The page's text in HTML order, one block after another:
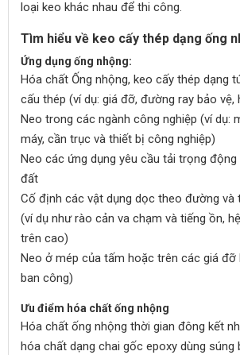
loại keo khác nhau để thi công.
Tìm hiểu về keo cấy thép dạng ống
Ứng dụng ống nhộng:
Hóa chất Ống nhộng, keo cấy thép dạng
cấu thép (ví dụ: giá đỡ, đường ray bảo vệ,
Neo trong các ngành công nghiệp (ví dụ:
máy, cần trục và thiết bị công nghiệp)
Neo các ứng dụng yêu cầu tải trọng
đất
Cố định các vật dụng dọc theo đường và
(ví dụ như rào cản va chạm và tiếng ồn,
trên cao)
Neo ở mép của tấm hoặc trên các giá đỡ
ban công)
Ưu điểm hóa chất ống nhộng
Hóa chất ống nhộng thời gian đông kết
hóa chất dạng chai gốc epoxy dùng súng